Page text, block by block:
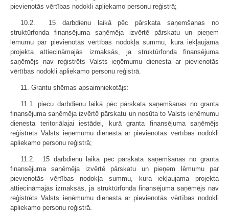
pievienotās vērtības nodokli apliekamo personu reģistrā;
10.2. 15 darbdienu laikā pēc pārskata saņemšanas no
struktūrfonda finansējuma saņēmēja izvērtē pārskatu un pieņem
lēmumu par pievienotās vērtības nodokļa summu, kura iekļaujama
projekta attiecināmajās izmaksās, ja struktūrfonda finansējuma
saņēmējs nav reģistrēts Valsts ieņēmumu dienesta ar pievienotās
vērtības nodokli apliekamo personu reģistrā.
11. Grantu shēmas apsaimniekotājs:
11.1. piecu darbdienu laikā pēc pārskata saņemšanas no granta
finansēju­ma saņēmēja izvērtē pārskatu un nosūta to Valsts ieņēmumu
dienesta teritoriāla­jai iestādei, kurā granta finansējuma saņēmējs
reģistrēts Valsts ieņēmumu dienesta ar pievienotās vērtības nodokli
apliekamo personu reģistrā;
11.2. 15 darbdienu laikā pēc pārskata saņemšanas no granta
finansējuma saņēmēja izvērtē pārskatu un pieņem lēmumu par
pievienotās vērtības nodokļa summu, kura iekļaujama projekta
attiecināmajās izmaksās, ja struktūrfonda finansējuma saņēmējs nav
reģistrēts Valsts ieņēmumu dienesta ar pievienotās vērtības nodokli
apliekamo personu reģistrā.